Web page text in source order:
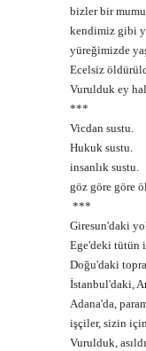
bizler bir
kendimiz gibi
yüreğimizde
Ecelsiz
Vurulduk ey
***
Vicdan sustu.
Hukuk sustu.
insanlık sustu.
göz göre göre
***
Giresun'daki
Ege'deki tütün
Doğu'daki
İstanbul'daki,
Adana'da,
işçiler, sizin
Vurulduk,